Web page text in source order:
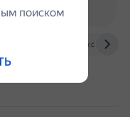
drv.dns-
Patron…
поиском